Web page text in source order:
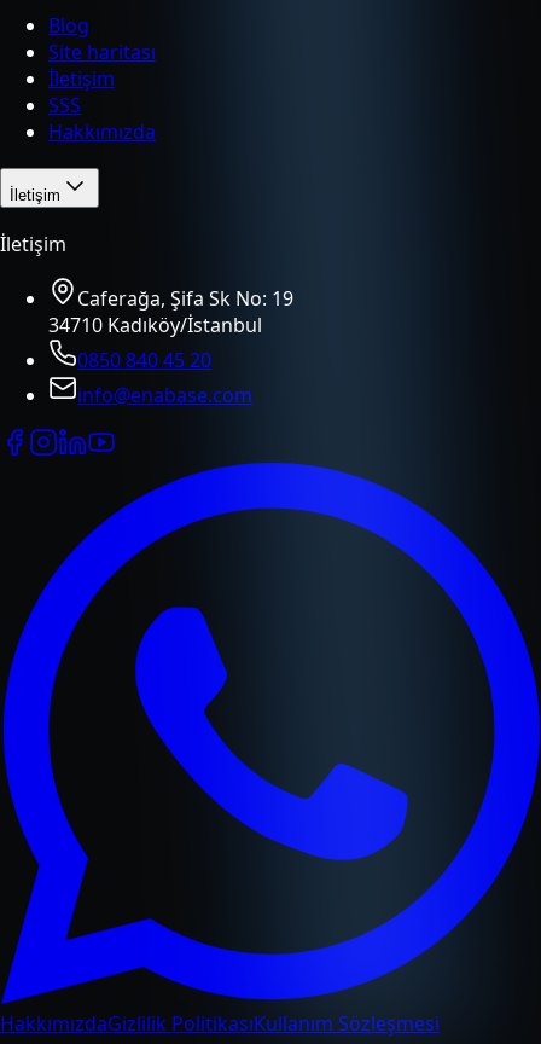
Blog
Site haritası
İletişim
SSS
Hakkımızda
İletişim
İletişim
Caferağa, Şifa Sk No: 19
34710 Kadıköy/İstanbul
0850 840 45 20
info@enabase.com
HakkımızdaGizlilik PolitikasıKullanım Sözleşmesi